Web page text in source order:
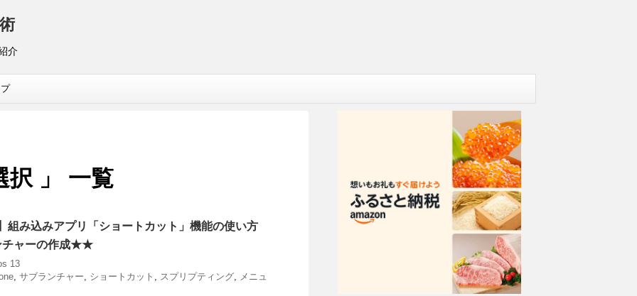
介
択 」 一覧
組み込みアプリ「ショートカット」機能の使い方
チャーの作成★★
13
サブランチャー ショートカット スプリプティング メニュ